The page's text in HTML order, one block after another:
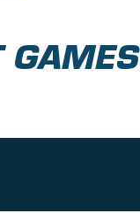
GAMES